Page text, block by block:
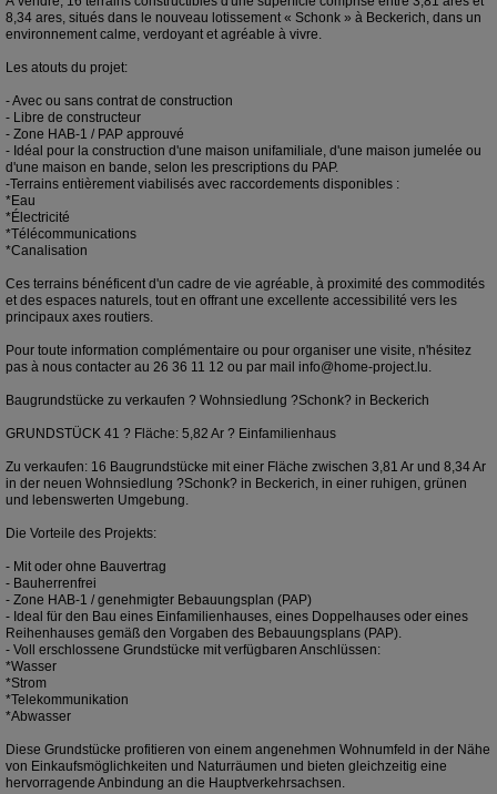
8,34 ares, situés dans le nouveau lotissement « Schonk » à Beckerich, dans un
environnement calme, verdoyant et agréable à vivre.
Les atouts du projet:
- Avec ou sans contrat de construction
- Libre de constructeur
- Zone HAB-1 / PAP approuvé
- Idéal pour la construction d'une maison unifamiliale, d'une maison jumelée ou
d'une maison en bande, selon les prescriptions du PAP.
-Terrains entièrement viabilisés avec raccordements disponibles :
*Eau
*Électricité
*Télécommunications
*Canalisation
Ces terrains bénéficent d'un cadre de vie agréable, à proximité des commodités
et des espaces naturels, tout en offrant une excellente accessibilité vers les
principaux axes routiers.
Pour toute information complémentaire ou pour organiser une visite, n'hésitez
pas à nous contacter au 26 36 11 12 ou par mail info@home-project.lu.
Baugrundstücke zu verkaufen ? Wohnsiedlung ?Schonk? in Beckerich
GRUNDSTÜCK 41 ? Fläche: 5,82 Ar ? Einfamilienhaus
Zu verkaufen: 16 Baugrundstücke mit einer Fläche zwischen 3,81 Ar und 8,34 Ar
in der neuen Wohnsiedlung ?Schonk? in Beckerich, in einer ruhigen, grünen
und lebenswerten Umgebung.
Die Vorteile des Projekts:
- Mit oder ohne Bauvertrag
- Bauherrenfrei
- Zone HAB-1 / genehmigter Bebauungsplan (PAP)
- Ideal für den Bau eines Einfamilienhauses, eines Doppelhauses oder eines
Reihenhauses gemäß den Vorgaben des Bebauungsplans (PAP).
- Voll erschlossene Grundstücke mit verfügbaren Anschlüssen:
*Wasser
*Strom
*Telekommunikation
*Abwasser
Diese Grundstücke profitieren von einem angenehmen Wohnumfeld in der Nähe
von Einkaufsmöglichkeiten und Naturräumen und bieten gleichzeitig eine
hervorragende Anbindung an die Hauptverkehrsachsen.